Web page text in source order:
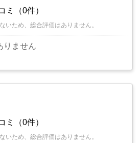
ミ（0件）
いため、総合評価はありません。
りません
ミ（0件）
いため、総合評価はありません。